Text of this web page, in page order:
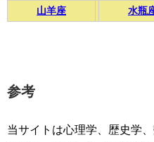
山羊座 水瓶
参考
当サイトは心理学、歴史学